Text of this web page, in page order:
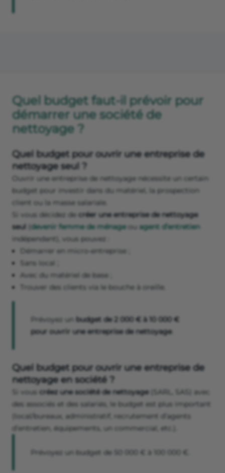
Quel budget faut-il prévoir pour
démarrer une société de
nettoyage ?
Quel budget pour ouvrir une entreprise de
nettoyage seul ?
Ouvrir une entreprise de nettoyage nécessite un certain
budget pour investir dans du matériel, la prospection
client ou la masse salariale.
Si vous décidez de créer une entreprise de nettoyage
seul (devenir femme de ménageou agent d’entretien
indépendant), vous pouvez :
Démarrer en micro-entreprise ;
Sans local ;
Avec du matériel de base ;
Trouver des clients via le bouche à oreille.
Prévoyez un budget de 2 000 € à 10 000 €
pour ouvrir une entreprise de nettoyage.
Quel budget pour ouvrir une entreprise de
nettoyage en société ?
Si vous créez une société de nettoyage
(SARL, SAS) avec
des associés et des salariés, le budget est plus important
(local/bureaux, administratif, recrutement d’agents
d’entretien, équipements, un commercial, etc.).
Prévoyez un budget de 50 000 € à 100 000 €.